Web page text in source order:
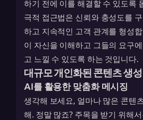
하기 전에 이를 해결할 수 있도록
극적 접근법은 신뢰와 충성도를
하고 지속적인 고객 관계를 형성
이 자신을 이해하고 그들의 요구
고 느낄 수 있도록 하는 것입니다.
대규모 개인화된 콘텐츠 생성
AI를 활용한 맞춤화 메시징
생각해 보세요, 얼마나 많은 콘텐
해. 정말 많죠? 주목을 받기 위해